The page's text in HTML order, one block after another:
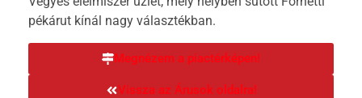
pékárut kínál nagy választékban.
Megnézem a piactérképen!
Vissza az Árusok oldalra!